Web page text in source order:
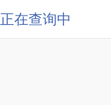
正在查询中